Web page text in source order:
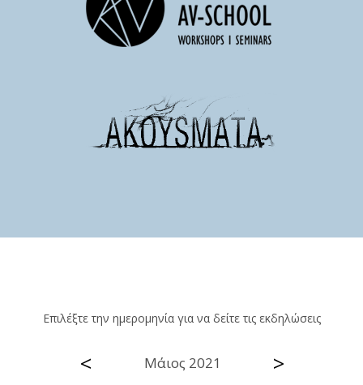
Επιλέξτε την ημερομηνία για να δείτε τις εκδηλώσεις
< Μάιος 2021 >